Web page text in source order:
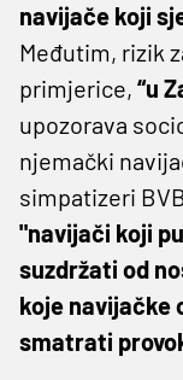
navijače koji
Međutim, rizik
primjerice, “u
upozorava
njemački
simpatizeri
"navijači koji
suzdržati od
koje navijačke
smatrati